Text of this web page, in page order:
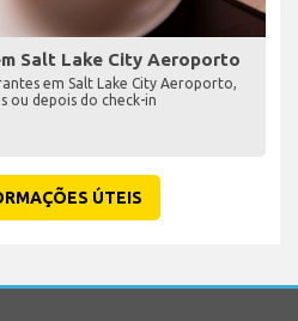
Salt Lake City Aeroporto
em Salt Lake City Aeroporto,
ou depois do check-in
ÚTEIS